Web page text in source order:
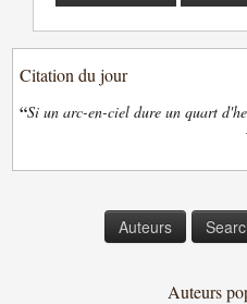
Citation du jour
“Si un arc-en-ciel dure un quart
Auteurs
Auteurs